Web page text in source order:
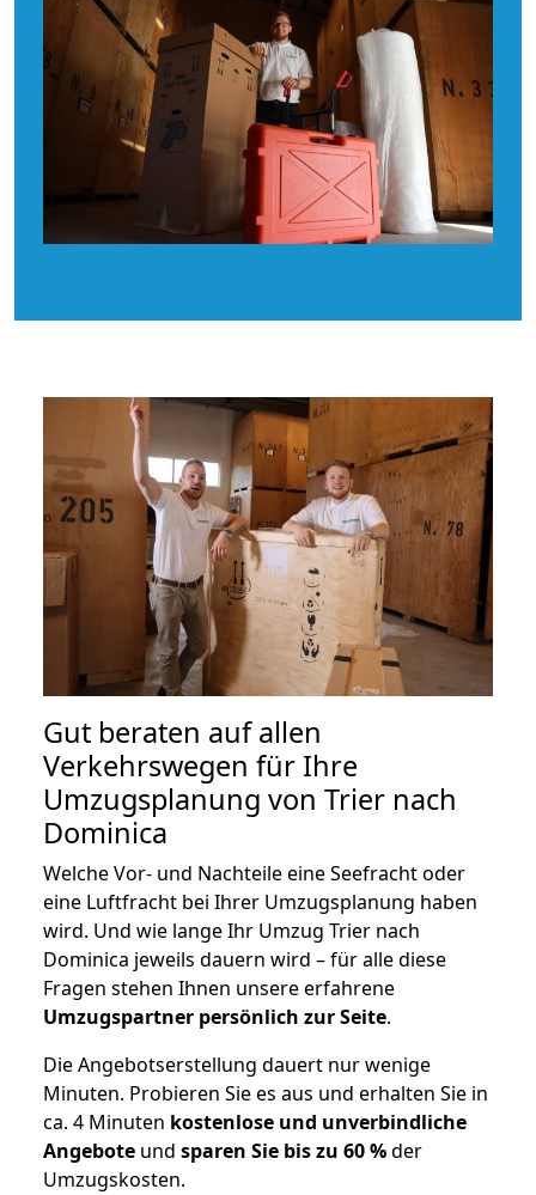
Gut beraten auf allen
Verkehrswegen für Ihre
Umzugsplanung von Trier nach
Dominica
Welche Vor- und Nachteile eine Seefracht oder
eine Luftfracht bei Ihrer Umzugsplanung haben
wird. Und wie lange Ihr Umzug Trier nach
Dominica jeweils dauern wird – für alle diese
Fragen stehen Ihnen unsere erfahrene
Umzugspartner persönlich zur Seite.
Die Angebotserstellung dauert nur wenige
Minuten. Probieren Sie es aus und erhalten Sie in
ca. 4 Minuten kostenlose und unverbindliche
Angebote und sparen Sie bis zu 60 %der
Umzugskosten.